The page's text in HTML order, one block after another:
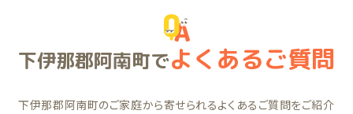
下伊那郡阿南町でよくあるご質問
下伊那郡阿南町のご家庭から寄せられるよくあるご質問をご紹介